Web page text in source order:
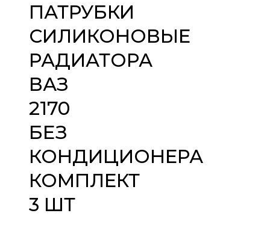
ПАТРУБКИ
СИЛИКОНОВЫЕ
РАДИАТОРА
ВАЗ
2170
БЕЗ
КОНДИЦИОНЕРА
КОМПЛЕКТ
3 ШТ